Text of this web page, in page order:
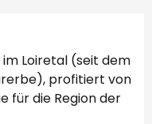
Loiretal (seit dem
profitiert von
für die Region der